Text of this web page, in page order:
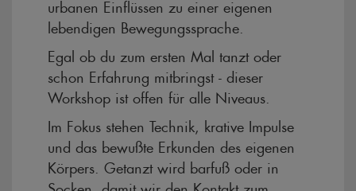
urbanen Einflüssen zu einer eigenen
lebendigen Bewegungssprache.
Egal ob du zum ersten Mal tanzt oder
schon Erfahrung mitbringst - dieser
Workshop ist offen für alle Niveaus.
Im Fokus stehen Technik, krative Impulse
und das bewußte Erkunden des eigenen
Körpers. Getanzt wird barfuß oder in
Socken, damit wir den Kontakt zum